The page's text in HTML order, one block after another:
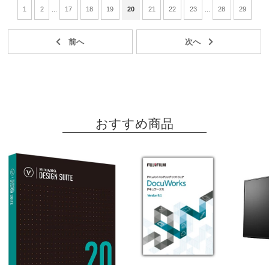
1 2 17 18 19 20 21 22 23 28 29
おすすめ商品